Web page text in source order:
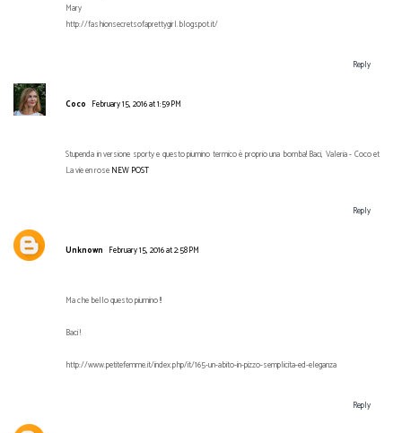
Mary
http://fashionsecretsofaprettygirl.blogspot.it/
Reply
Coco February 15, 2016 at 1:59 PM
Stupenda in versione sporty e questo piumino termico è proprio una bomba! Baci, Valeria - Coco et
La vie en rose NEW POST
Reply
Unknown February 15, 2016 at 2:58 PM
Ma che bello questo piumino !!
Baci !
http://www.petitefemme.it/index.php/it/165-un-abito-in-pizzo-semplicita-ed-eleganza
Reply